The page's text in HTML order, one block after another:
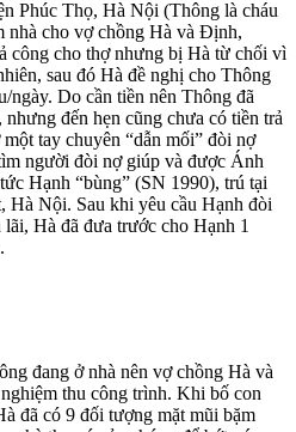
Phúc Thọ, Hà Nội (Thông là cháu
nhà cho vợ chồng Hà và Định,
công cho thợ nhưng bị Hà từ chối vì
sau đó Hà đề nghị cho Thông
ngày. Do cần tiền nên Thông đã
đến hẹn cũng chưa có tiền trả
tay chuyên “dẫn mối” đòi nợ
người đòi nợ giúp và được Ánh
Hạnh “bùng” (SN 1990), trú tại
Hà Nội. Sau khi yêu cầu Hạnh đòi
Hà đã đưa trước cho Hạnh 1
đang ở nhà nên vợ chồng Hà và
thu công trình. Khi bố con
đã có 9 đối tượng mặt mũi bặm